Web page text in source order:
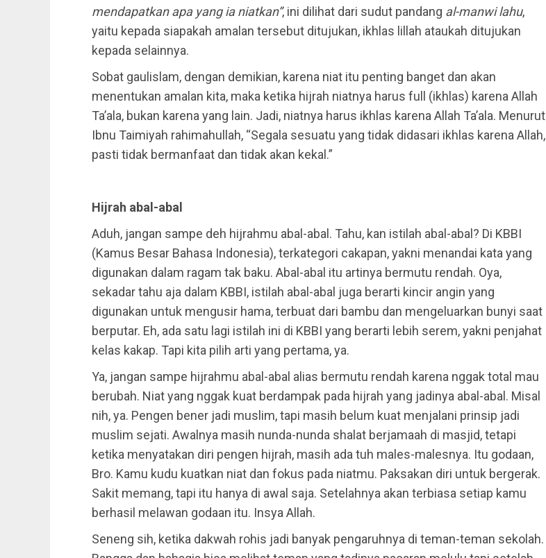
mendapatkan apa yang ia niatkan”, ini dilihat dari sudut pandang al-manwi lahu,
yaitu kepada siapakah amalan tersebut ditujukan, ikhlas lillah ataukah ditujukan
kepada selainnya.
Sobat gaulislam, dengan demikian, karena niat itu penting banget dan akan
menentukan amalan kita, maka ketika hijrah niatnya harus full (ikhlas) karena Allah
Ta’ala, bukan karena yang lain. Jadi, niatnya harus ikhlas karena Allah Ta’ala. Menurut
Ibnu Taimiyah rahimahullah, “Segala sesuatu yang tidak didasari ikhlas karena Allah,
pasti tidak bermanfaat dan tidak akan kekal.”
Hijrah abal-abal
Aduh, jangan sampe deh hijrahmu abal-abal. Tahu, kan istilah abal-abal? Di KBBI
(Kamus Besar Bahasa Indonesia), terkategori cakapan, yakni menandai kata yang
digunakan dalam ragam tak baku. Abal-abal itu artinya bermutu rendah. Oya,
sekadar tahu aja dalam KBBI, istilah abal-abal juga berarti kincir angin yang
digunakan untuk mengusir hama, terbuat dari bambu dan mengeluarkan bunyi saat
berputar. Eh, ada satu lagi istilah ini di KBBI yang berarti lebih serem, yakni penjahat
kelas kakap. Tapi kita pilih arti yang pertama, ya.
Ya, jangan sampe hijrahmu abal-abal alias bermutu rendah karena nggak total mau
berubah. Niat yang nggak kuat berdampak pada hijrah yang jadinya abal-abal. Misal
nih, ya. Pengen bener jadi muslim, tapi masih belum kuat menjalani prinsip jadi
muslim sejati. Awalnya masih nunda-nunda shalat berjamaah di masjid, tetapi
ketika menyatakan diri pengen hijrah, masih ada tuh males-malesnya. Itu godaan,
Bro. Kamu kudu kuatkan niat dan fokus pada niatmu. Paksakan diri untuk bergerak.
Sakit memang, tapi itu hanya di awal saja. Setelahnya akan terbiasa setiap kamu
berhasil melawan godaan itu. Insya Allah.
Seneng sih, ketika dakwah rohis jadi banyak pengaruhnya di teman-teman sekolah.